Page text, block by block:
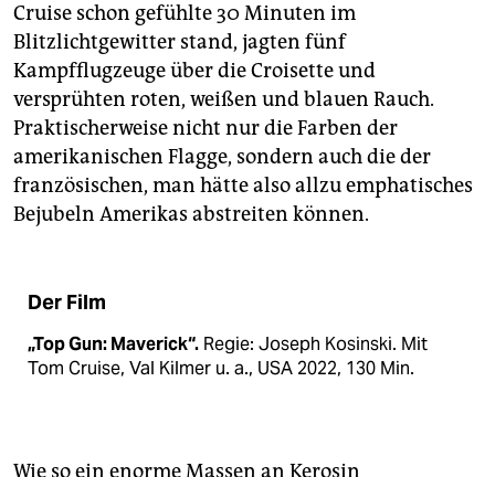
Cruise schon gefühlte 30 Minuten im
Blitzlichtgewitter stand, jagten fünf
Kampfflugzeuge über die Croisette und
versprühten roten, weißen und blauen Rauch.
Praktischerweise nicht nur die Farben der
amerikanischen Flagge, sondern auch die der
französischen, man hätte also allzu emphatisches
Bejubeln Amerikas abstreiten können.
Der Film
„Top Gun: Maverick“. Regie: Joseph Kosinski. Mit
Tom Cruise, Val Kilmer u. a., USA 2022, 130 Min.
Wie so ein enorme Massen an Kerosin